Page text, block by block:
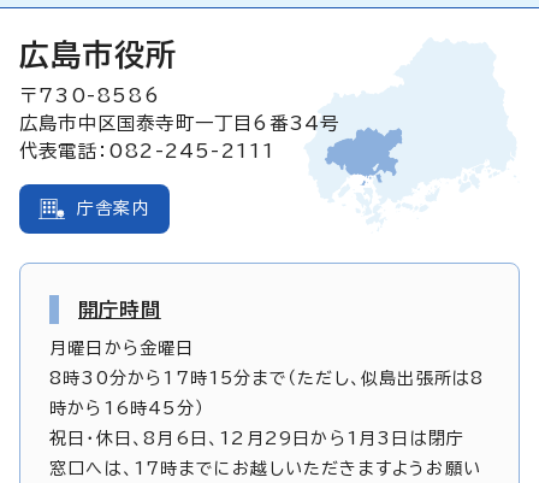
広島市役所
〒730-8586
広島市中区国泰寺町一丁目6番34号
代表電話：082-245-2111
庁舎案内
開庁時間
月曜日から金曜日
8時30分から17時15分まで（ただし、似島出張所は8
時から16時45分）
祝日・休日、8月6日、12月29日から1月3日は閉庁
窓口へは、17時までにお越しいただきますようお願い